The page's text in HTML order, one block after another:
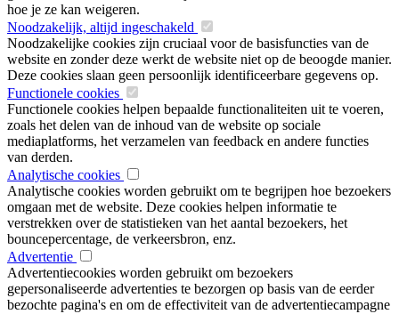
hoe je ze kan weigeren.
Noodzakelijk, altijd ingeschakeld
Noodzakelijke cookies zijn cruciaal voor de basisfuncties van de
website en zonder deze werkt de website niet op de beoogde manier.
Deze cookies slaan geen persoonlijk identificeerbare gegevens op.
Functionele cookies
Functionele cookies helpen bepaalde functionaliteiten uit te voeren,
zoals het delen van de inhoud van de website op sociale
mediaplatforms, het verzamelen van feedback en andere functies
van derden.
Analytische cookies
Analytische cookies worden gebruikt om te begrijpen hoe bezoekers
omgaan met de website. Deze cookies helpen informatie te
verstrekken over de statistieken van het aantal bezoekers, het
bouncepercentage, de verkeersbron, enz.
Advertentie
Advertentiecookies worden gebruikt om bezoekers
gepersonaliseerde advertenties te bezorgen op basis van de eerder
bezochte pagina's en om de effectiviteit van de advertentiecampagne